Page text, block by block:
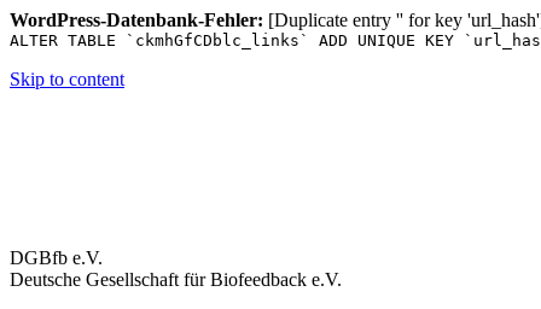
WordPress-Datenbank-Fehler: [Duplicate entry '' for key
ALTER TABLE `ckmhGfCDblc_links` ADD UNIQUE KEY
Skip to content
DGBfb e.V.
Deutsche Gesellschaft für Biofeedback e.V.